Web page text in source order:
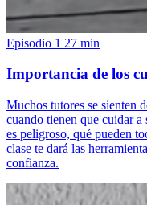
Episodio 1 27 min
Importancia de los
Muchos tutores se sienten
cuando tienen que cuidar
es peligroso, qué pueden
clase te dará las
confianza.